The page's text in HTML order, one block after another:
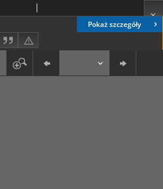
Pokaż szczegóły